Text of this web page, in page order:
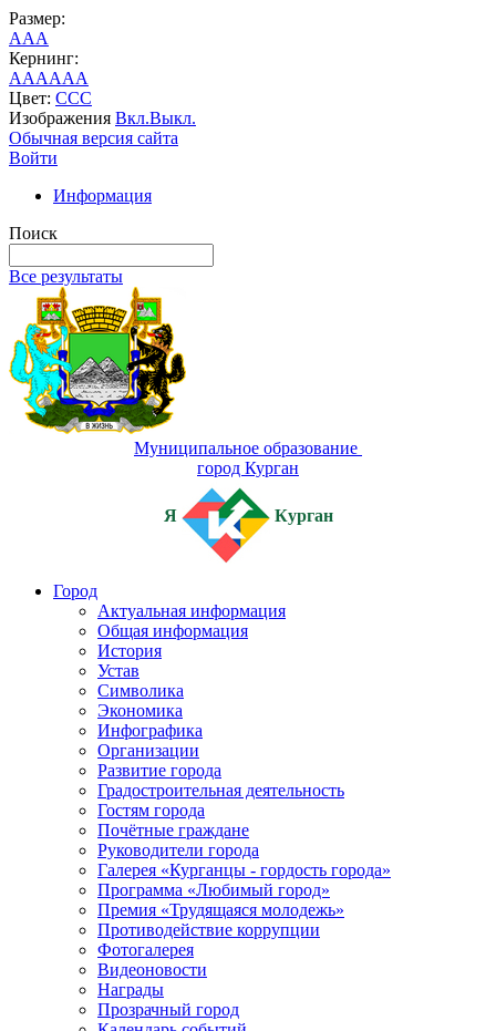
Размер:
AAA
Кернинг:
AAAAAA
Цвет: CCC
Изображения Вкл.Выкл.
Обычная версия сайта
Войти
Информация
Поиск
Все результаты
Муниципальное образование
город Курган
Я Курган
Город
Актуальная информация
Общая информация
История
Устав
Символика
Экономика
Инфографика
Организации
Развитие города
Градостроительная деятельность
Гостям города
Почётные граждане
Руководители города
Галерея «Курганцы - гордость города»
Программа «Любимый город»
Премия «Трудящаяся молодежь»
Противодействие коррупции
Фотогалерея
Видеоновости
Награды
Прозрачный город